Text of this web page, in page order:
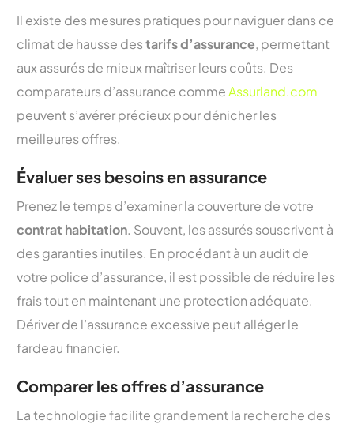
Il existe des mesures pratiques pour naviguer dans ce
climat de hausse destarifs d’assurance, permettant
aux assurés de mieux maîtriser leurs coûts. Des
comparateurs d’assurance commeAssurland.com
peuvent s’avérer précieux pour dénicher les
meilleures offres.
Évaluer ses besoins en assurance
Prenez le temps d’examiner la couverture de votre
contrat habitation. Souvent, les assurés souscrivent à
des garanties inutiles. En procédant à un audit de
votre police d’assurance, il est possible de réduire les
frais tout en maintenant une protection adéquate.
Dériver de l’assurance excessive peut alléger le
fardeau financier.
Comparer les offres d’assurance
La technologie facilite grandement la recherche des